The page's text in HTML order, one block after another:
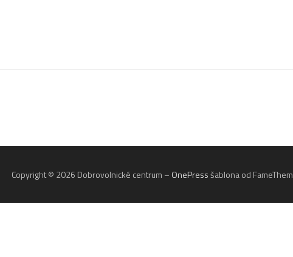
Copyright © 2026 Dobrovolnické centrum – OnePressšablona od